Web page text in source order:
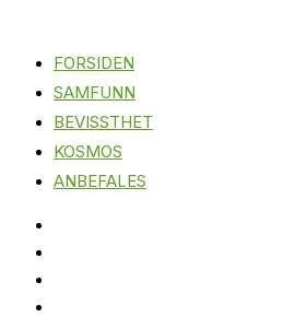
FORSIDEN
SAMFUNN
BEVISSTHET
KOSMOS
ANBEFALES